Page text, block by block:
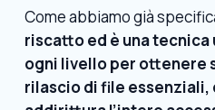
Come abbiamo già
riscatto ed è una tecnica
ogni livello per ottenere
rilascio di file essenziali,